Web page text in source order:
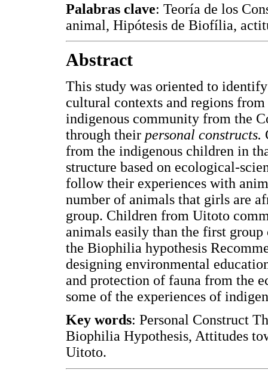
Palabras clave: Teoría de los
animal, Hipótesis de Biofília,
Abstract
This study was oriented to
cultural contexts and regions
indigenous community from the
through their personal constructs.
from the indigenous children in
structure based on ecological-
follow their experiences with
number of animals that girls are
group. Children from Uitoto
animals easily than the first
the Biophilia hypothesis
designing environmental
and protection of fauna from the
some of the experiences of
Key words: Personal Construct
Biophilia Hypothesis, Attitudes
Uitoto.